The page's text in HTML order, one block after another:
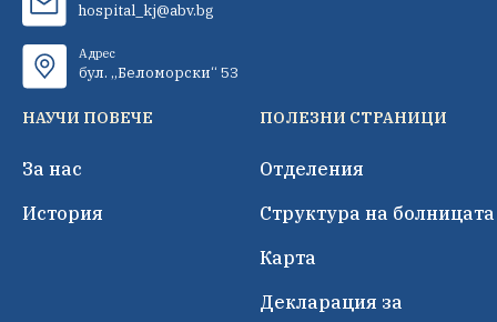
hospital_kj@abv.bg
Адрес
бул. „Беломорски“ 53
НАУЧИ ПОВЕЧЕ
За нас
История
ПОЛЕЗНИ СТРАНИЦИ
Отделения
Структура на болницата
Карта
Декларация за